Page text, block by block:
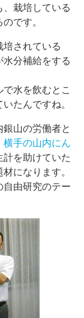
栽培している
です。
されている
分補給をする
水を飲むとこ
たんですね。
山の労働者と
横手の山内にん
を助けていた
になります。
由研究のテー